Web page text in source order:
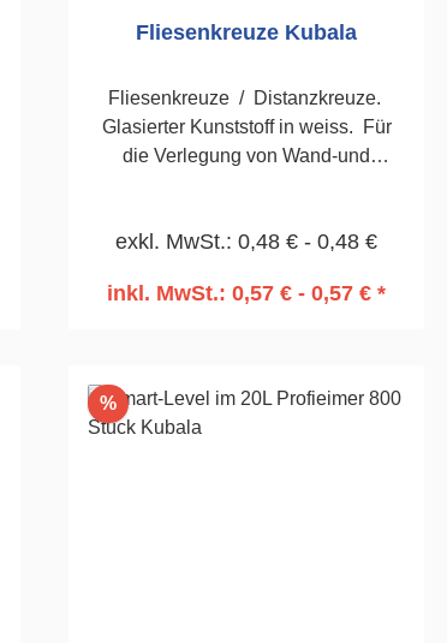
Fliesenkreuze Kubala
Fliesenkreuze / Distanzkreuze.
Glasierter Kunststoff in weiss. Für
die Verlegung von Wand-und
exkl. MwSt.: 0,48 € - 0,48 €
inkl. MwSt.: 0,57 € - 0,57 € *
%Rabatt